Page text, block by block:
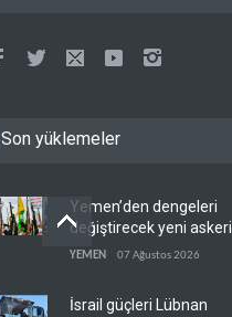
Son yüklemeler
Yemen’den dengeleri
değiştirecek yeni askeri
denklem
YEMEN 07 Ağustos 2026
İsrail güçleri Lübnan